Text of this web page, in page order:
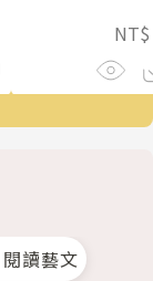
NT$
閱讀藝文